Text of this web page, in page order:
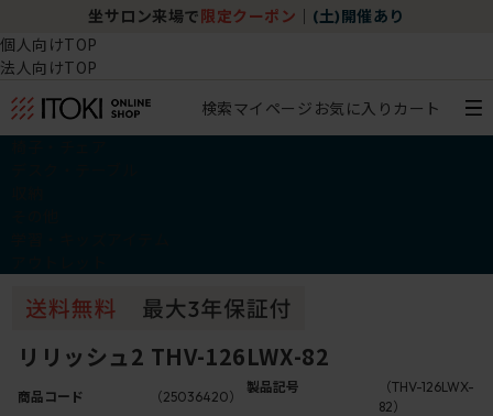
坐サロン来場で 限定クーポン (土)開催あり
個人向けTOP
法人向けTOP
検索マイページ お気に入り カート
リリッシュ2 THV-126LWX-82
商品コード （25036420）
製品記号
（THV-126LWX-
82）